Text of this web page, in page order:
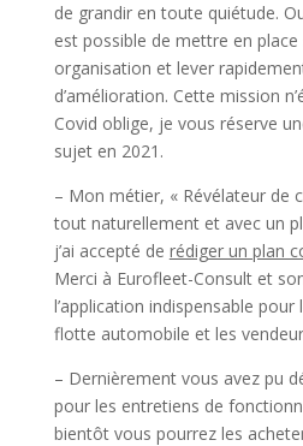
de grandir en toute quiétude.
est possible de mettre en
organisation et lever
d’amélioration. Cette mission
Covid oblige, je vous réserve
sujet en 2021.
– Mon métier, « Révélateur de
tout naturellement et avec un
j’ai accepté de rédiger un plan
Merci à Eurofleet-Consult et
l’application indispensable
flotte automobile et les
– Dernièrement vous avez pu
pour les entretiens de
bientôt vous pourrez les